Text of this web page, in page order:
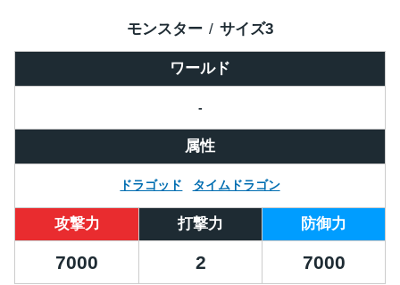
ワールド
-
モンスター サイズ3
属性
ドラゴッド タイムドラゴン
攻撃力 打撃力 防御力
7000 2 7000